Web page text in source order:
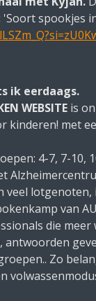
'Soort spookjes
ik eerdaags.
WEBSITE is
kinderen! met
4-7, 7-10,
veel lotgenoten,
van
die meer
antwoorden
Zo